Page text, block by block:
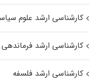
کارشناسی ارشد علوم
کارشناسی ارشد
کارشناسی ارشد فلسفه